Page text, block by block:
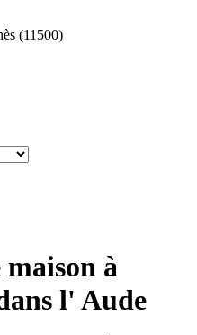
(11500)
à
l' Aude